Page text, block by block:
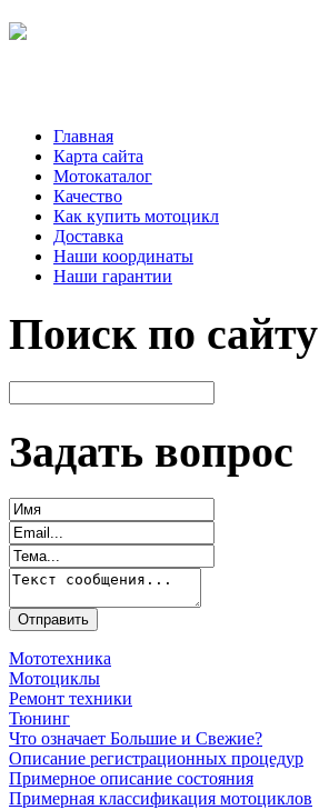
Главная
Карта сайта
Мотокаталог
Качество
Как купить мотоцикл
Доставка
Наши координаты
Наши гарантии
Поиск по сайту
Задать вопрос
Мототехника
Мотоциклы
Ремонт техники
Тюнинг
Что означает Большие и Свежие?
Описание регистрационных процедур
Примерное описание состояния
Примерная классификация мотоциклов